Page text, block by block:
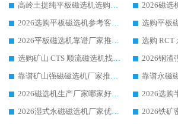
高岭土提纯平板磁选机选购指南，优选华体会手机网页版-华体会(中国) 靠谱生产厂家
2026选购平板磁选机参考客户真实体验，华体会手机网页版-华体会(中国) 厂家行业口碑排名前列
2026平板磁选机靠谱厂家推荐_ 华体会手机网页版-华体会(中国) 凭借良好口碑获得众多客户认可
选购矿山 CTS 顺流磁选机找实体厂家，华体会手机网页版-华体会(中国) 按需定制设备配套完善售后
靠谱矿山强磁磁选机厂家推荐 2026客户真实使用心得分享
2026磁选机生产厂家哪家好?众多客户使用体验分享华体会手机网页版-华体会(中国)
2026湿式永磁磁选机厂家优选华体会手机网页版-华体会(中国) _客户真实使用心得分享